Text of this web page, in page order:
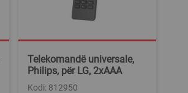
Telekomandë universale,
Philips, për LG, 2xAAA
Kodi: 812950